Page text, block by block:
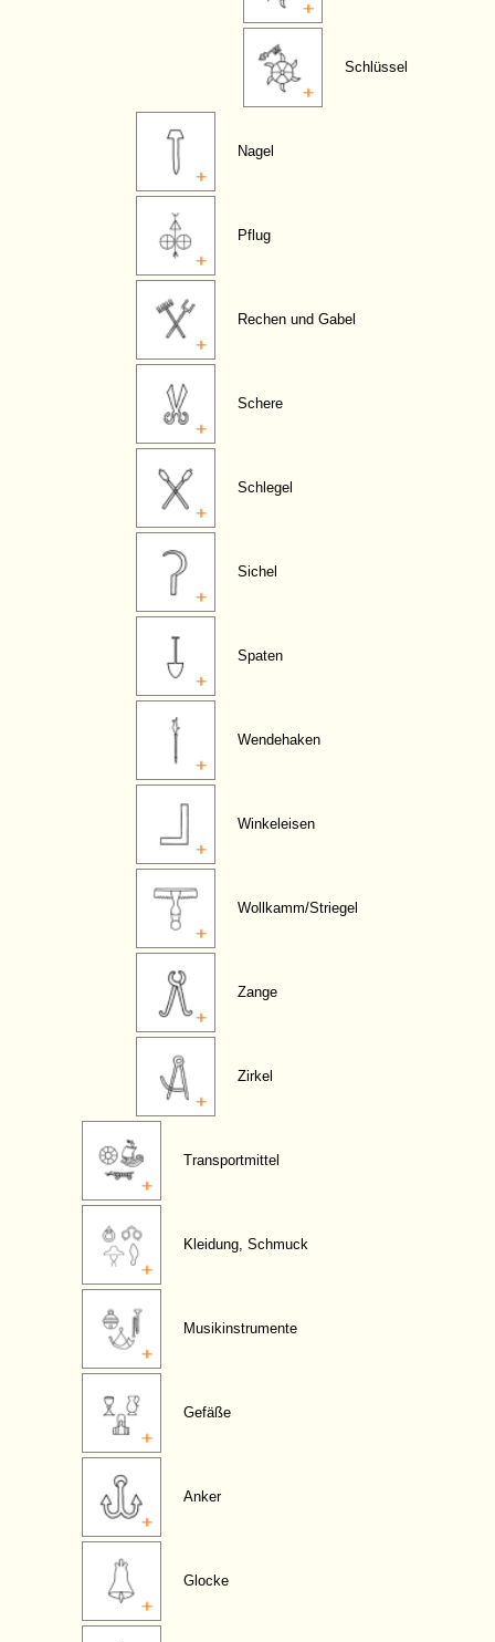
Schlüssel
Nagel
Pflug
Rechen und Gabel
Schere
Schlegel
Sichel
Spaten
Wendehaken
Winkeleisen
Wollkamm/Striegel
Zange
Zirkel
Transportmittel
Kleidung, Schmuck
Musikinstrumente
Gefäße
Anker
Glocke